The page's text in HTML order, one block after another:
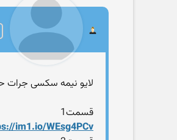
لایو نیمه سکسی جرات
قسمت1
im1.io/WEsg4PCv